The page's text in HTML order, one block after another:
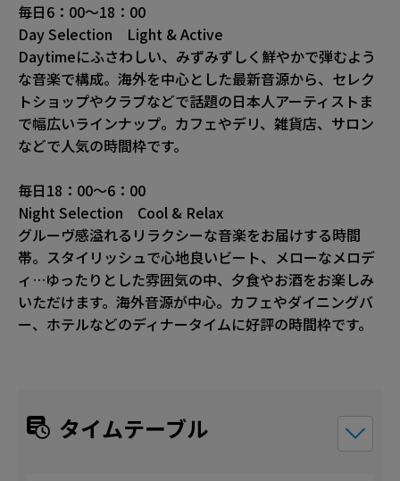
毎日6：00～18：00
Day Selection Light & Active
Daytimeにふさわしい、みずみずしく鮮やかで弾むよう
な音楽で構成。海外を中心とした最新音源から、セレク
トショップやクラブなどで話題の日本人アーティストま
で幅広いラインナップ。カフェやデリ、雑貨店、サロン
などで人気の時間枠です。
毎日18：00～6：00
Night Selection Cool & Relax
グルーヴ感溢れるリラクシーな音楽をお届けする時間
帯。スタイリッシュで心地良いビート、メローなメロデ
ィ…ゆったりとした雰囲気の中、夕食やお酒をお楽しみ
いただけます。海外音源が中心。カフェやダイニングバ
ー、ホテルなどのディナータイムに好評の時間枠です。
タイムテーブル